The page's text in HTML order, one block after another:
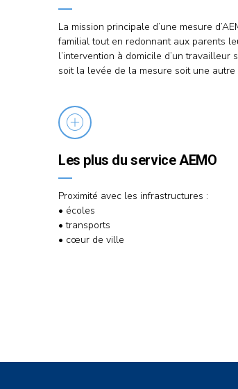
La mission principale d’une mesure
familial tout en redonnant aux parents
l’intervention à domicile d’un
soit la levée de la mesure soit une autre
Les plus du service AEMO
Proximité avec les infrastructures :
• écoles
• transports
• cœur de ville